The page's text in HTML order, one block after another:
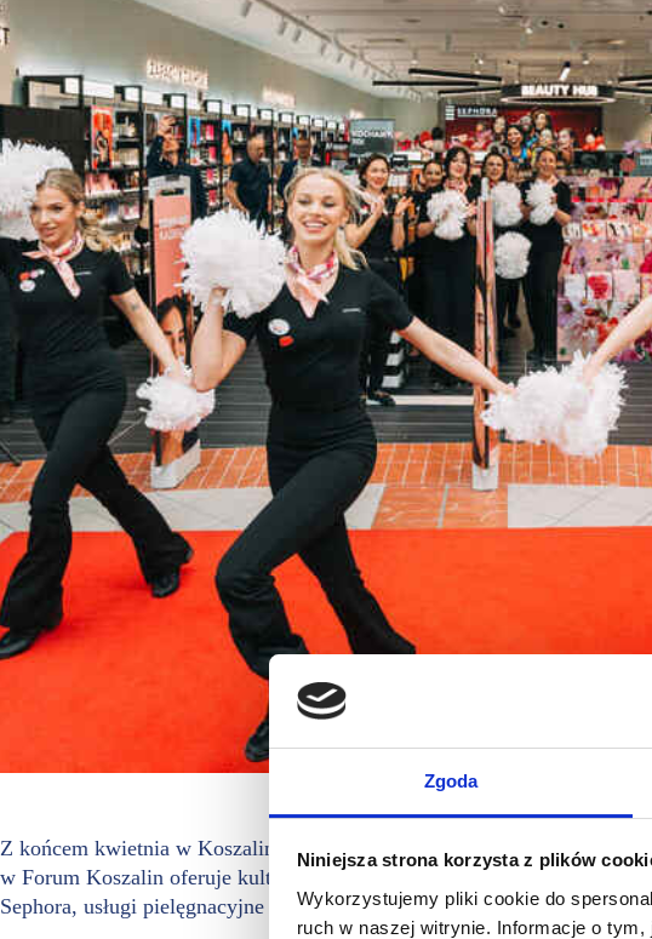
Zgoda
Niniejsza strona korzysta z plików
Wykorzystujemy pliki cookie do
ruch w naszej witrynie. Informacje o
Z końcem kwietnia w Koszalinie zadebiutowała druga perfumeria
w Forum Koszalin oferuje kultowe marki kosmetyczne, w tym takie, które
Sephora, usługi pielęgnacyjne i makijażowe oraz profesjonalne